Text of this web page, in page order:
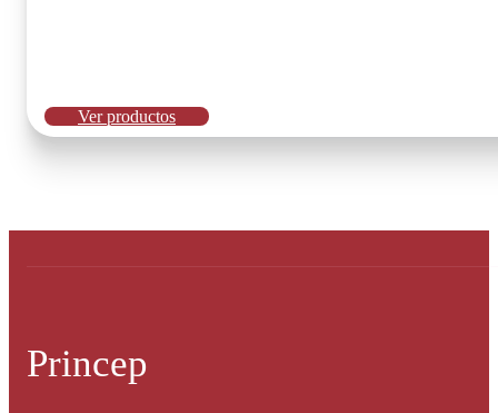
Ver productos
Princep